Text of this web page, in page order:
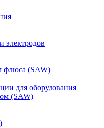
электродов
флюса (SAW)
для оборудования
(SAW)